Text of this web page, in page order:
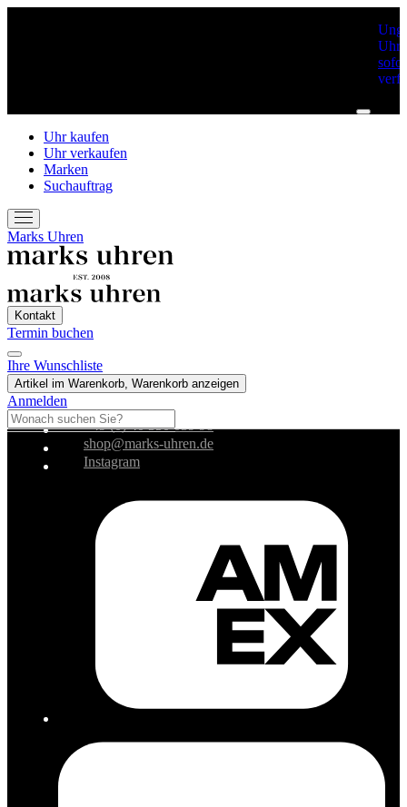
Uhr kaufen
Uhr verkaufen
Marken
Suchauftrag
Marks Uhren
Kontakt
Termin buchen
Ihre Wunschliste
Artikel im Warenkorb, Warenkorb anzeigen
Anmelden Termin Buchen
+49 (0) 40 350 039 98
shop@marks-uhren.de
Instagram